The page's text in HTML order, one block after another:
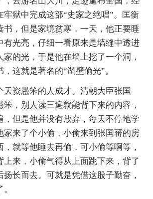
牢狱中完成这部“史家之绝唱”。匡衡
书，但是家境贫寒，一天，他正要睡
有光亮，仔细一看原来是墙缝中透进
家的光，于是他在墙上挖了一个洞，
这就是著名的“凿壁偷光”。
资愚笨的人成才。清朝大臣张国
，别人读三遍就能背下来的内容，
，但是他并没有放弃，每天不停地学
家来了个小偷，小偷来到张国蕃的房
，就等他睡去再偷，可小偷等啊等，
上来，小偷气得从上面跳下来，背了
长而去。可就是凭借这股子勤奋，